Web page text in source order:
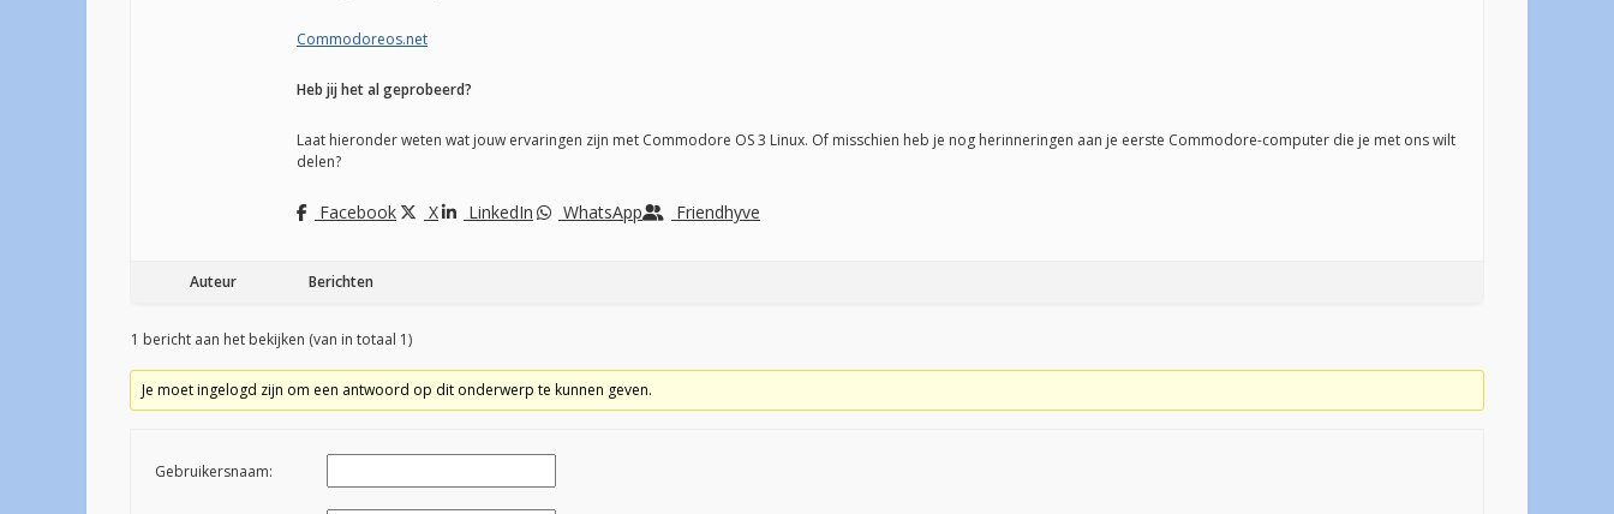
Commodoreos.net
Heb jij het al geprobeerd?
Laat hieronder weten wat jouw ervaringen zijn met Commodore OS 3 Linux. Of misschien heb je nog herinneringen aan je eerste Commodore-computer die je met ons wilt
delen?
Facebook X LinkedIn WhatsApp Friendhyve
Auteur Berichten
1 bericht aan het bekijken (van in totaal 1)
Je moet ingelogd zijn om een antwoord op dit onderwerp te kunnen geven.
Gebruikersnaam: